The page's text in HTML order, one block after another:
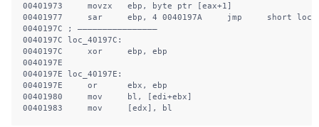
00401973     movzx   ebp, byte ptr [eax+1]
00401977     sar     ebp, 4 0040197A     jmp     short
0040197C ; ————————————————
0040197C loc_40197C:
0040197C     xor     ebp, ebp
0040197E
0040197E loc_40197E:
0040197E     or      ebx, ebp
00401980     mov     bl, [edi+ebx]
00401983     mov     [edx], bl